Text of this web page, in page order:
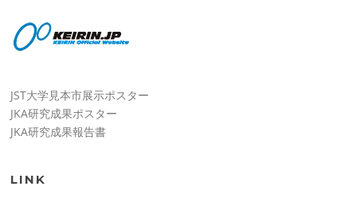
JST大学見本市展示ポスター
JKA研究成果ポスター
JKA研究成果報告書
LINK